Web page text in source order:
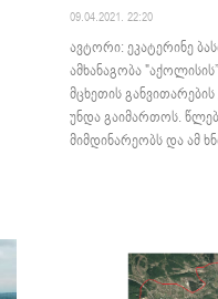
09.04.2021. 22:20
ავტორი: ეკატერინე
ამხანაგობა
მცხეთის
უნდა გაიმართოს.
მიმდინარეობს და ამ